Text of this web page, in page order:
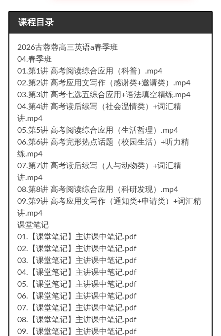
课程目录
2026古蓉蓉高三英语a春季班
04.春季班
01.第1讲 高考阅读综合应用（科普）.mp4
02.第2讲 高考应用文写作（感谢类+邀请类）.mp4
03.第3讲 高考七选五综合应用+语法填空精练.mp4
04.第4讲 高考读后续写（社会温情类）+词汇精
讲.mp4
05.第5讲 高考阅读综合应用（生活哲理）.mp4
06.第6讲 高考完形热点话题（校园生活）+听力精
练.mp4
07.第7讲 高考读后续写（人与动物类）+词汇精
讲.mp4
08.第8讲 高考阅读综合应用（科研发现）.mp4
09.第9讲 高考应用文写作（通知类+申请类）+词汇精
讲.mp4
课堂笔记
01.【课堂笔记】主讲课中笔记.pdf
02.【课堂笔记】主讲课中笔记.pdf
03.【课堂笔记】主讲课中笔记.pdf
04.【课堂笔记】主讲课中笔记.pdf
05.【课堂笔记】主讲课中笔记.pdf
06.【课堂笔记】主讲课中笔记.pdf
07.【课堂笔记】主讲课中笔记.pdf
08.【课堂笔记】主讲课中笔记.pdf
09.【课堂笔记】主讲课中笔记.pdf